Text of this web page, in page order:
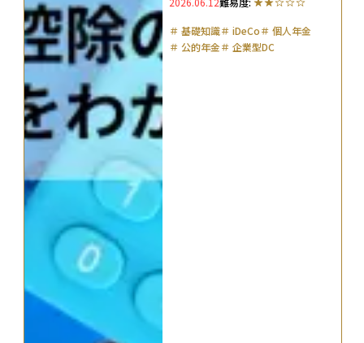
く解説
＃ 基礎知識＃ iDeCo＃ 個人年金
＃ 公的年金＃ 企業型DC